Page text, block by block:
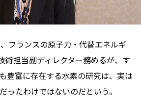
フランスの原子力・代替エネルギ
術担当副ディレクター務めるが、す
豊富に存在する水素の研究は、実は
ったわけではないのだという。